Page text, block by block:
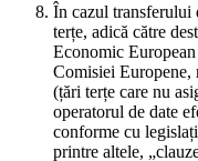
În cazul transferului
terțe, adică către
Economic
Comisiei Europene,
(țări terțe care nu
operatorul de date
conforme cu
printre altele,